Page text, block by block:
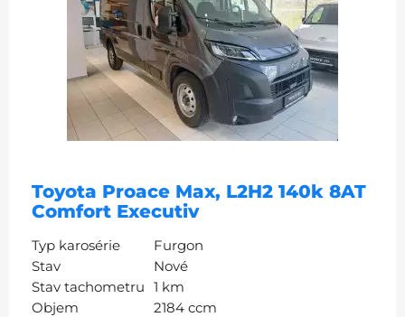
Toyota Proace Max, L2H2 140k 8AT
Comfort Executiv
Typ karosérie
Furgon
Stav
Nové
Stav tachometru 1 km
Objem
2184 ccm